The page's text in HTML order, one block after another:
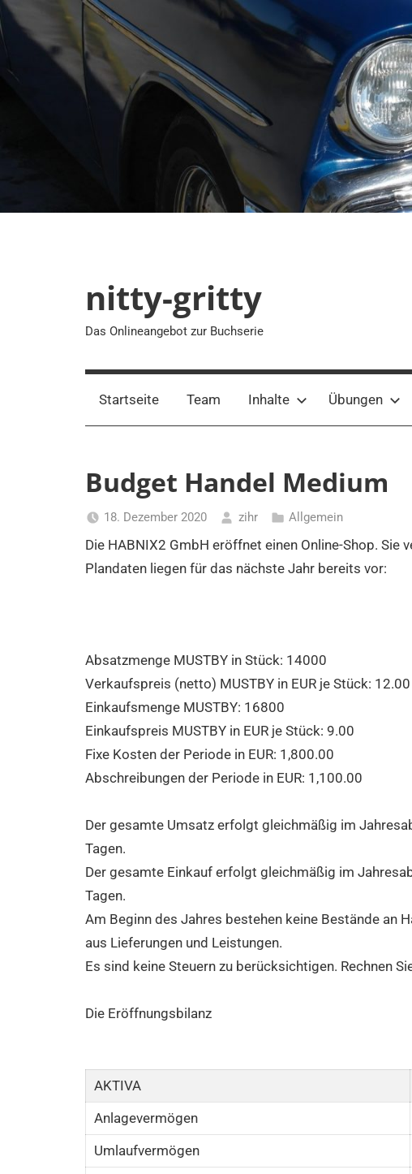
Zum
Inhalt
nitty-gritty
Das Onlineangebot zur Buchserie
Startseite Team Inhalte Übungen
Budget Handel Medium
18. Dezember 2020 zihr Allgemein
Die HABNIX2 GmbH eröffnet einen Online-Shop. Sie
Plandaten liegen für das nächste Jahr bereits vor:
Absatzmenge MUSTBY in Stück: 14000
Verkaufspreis (netto) MUSTBY in EUR je Stück: 12.00
Einkaufsmenge MUSTBY: 16800
Einkaufspreis MUSTBY in EUR je Stück: 9.00
Fixe Kosten der Periode in EUR: 1,800.00
Abschreibungen der Periode in EUR: 1,100.00
Der gesamte Umsatz erfolgt gleichmäßig im
Tagen.
Der gesamte Einkauf erfolgt gleichmäßig im
Tagen.
Am Beginn des Jahres bestehen keine Bestände an
aus Lieferungen und Leistungen.
Es sind keine Steuern zu berücksichtigen. Rechnen
Die Eröffnungsbilanz
AKTIVA
Anlagevermögen
Umlaufvermögen